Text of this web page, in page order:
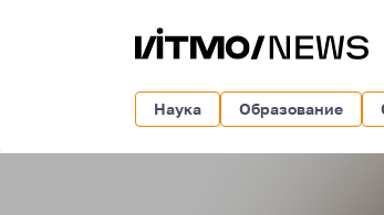
Наука Образование